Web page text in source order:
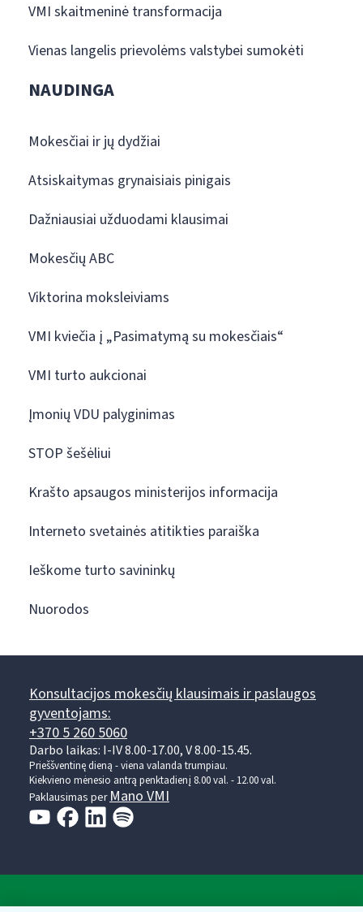
VMI skaitmeninė transformacija
Vienas langelis prievolėms valstybei sumokėti
NAUDINGA
Mokesčiai ir jų dydžiai
Atsiskaitymas grynaisiais pinigais
Dažniausiai užduodami klausimai
Mokesčių ABC
Viktorina moksleiviams
VMI kviečia į „Pasimatymą su mokesčiais“
VMI turto aukcionai
Įmonių VDU palyginimas
STOP šešėliui
Krašto apsaugos ministerijos informacija
Interneto svetainės atitikties paraiška
Ieškome turto savininkų
Nuorodos
Konsultacijos mokesčių klausimais ir paslaugos
gyventojams:
+370 5 260 5060
Darbo laikas: I-IV 8.00-17.00, V 8.00-15.45.
Prieššventinę dieną - viena valanda trumpiau.
Kiekvieno mėnesio antrą penktadienį 8.00 val. - 12.00 val.
Paklausimas per Mano VMI